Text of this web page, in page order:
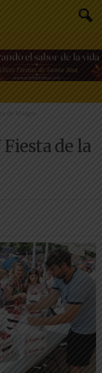
de Milagro
de la